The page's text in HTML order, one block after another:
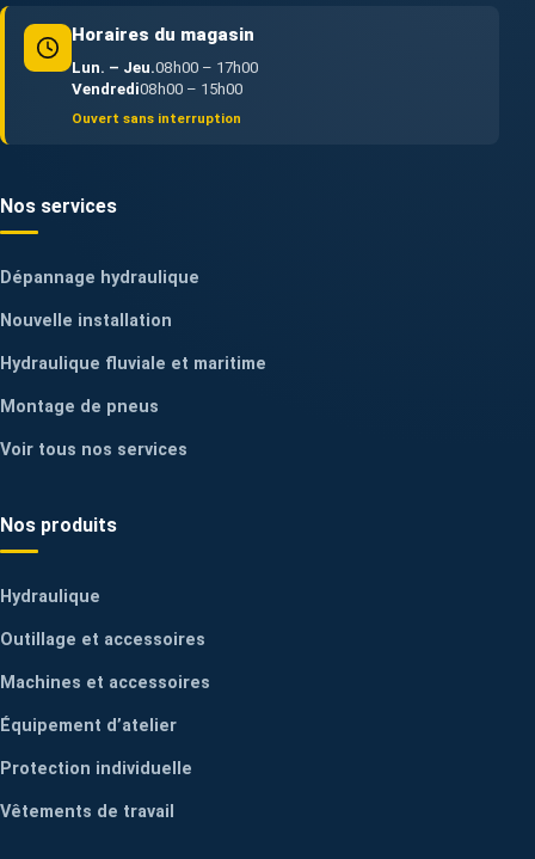
Horaires du magasin
Lun. – Jeu.08h00 – 17h00
Vendredi08h00 – 15h00
Ouvert sans interruption
Nos services
Dépannage hydraulique
Nouvelle installation
Hydraulique fluviale et maritime
Montage de pneus
Voir tous nos services
Nos produits
Hydraulique
Outillage et accessoires
Machines et accessoires
Équipement d’atelier
Protection individuelle
Vêtements de travail